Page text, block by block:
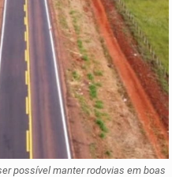
possível manter rodovias em boas